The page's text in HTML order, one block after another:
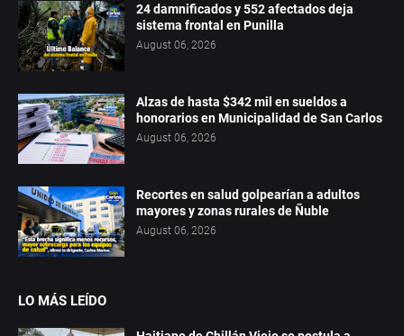
24 damnificados y 552 afectados deja
sistema frontal en Punilla
August 06, 2026
Alzas de hasta $342 mil en sueldos a
honorarios en Municipalidad de San Carlos
August 06, 2026
Recortes en salud golpearían a adultos
mayores y zonas rurales de Ñuble
August 06, 2026
LO MÁS LEÍDO